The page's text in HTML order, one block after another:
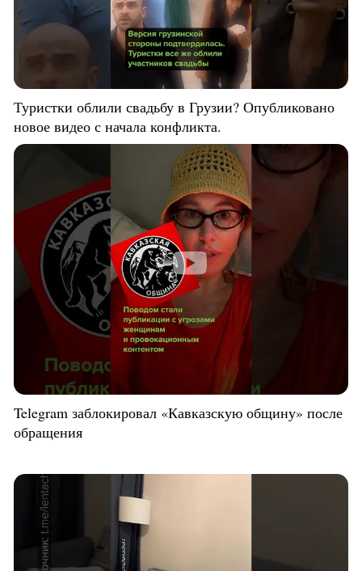
Туристки облили свадьбу в Грузии? Опубликовано
новое видео с начала конфликта.
Telegram заблокировал «Кавказскую общину» после
обращения